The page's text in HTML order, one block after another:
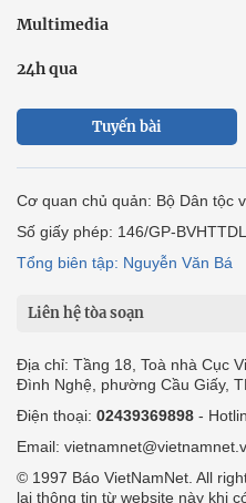
Multimedia
24h qua
Tuyến bài
Cơ quan chủ quản: Bộ Dân tộc
Số giấy phép: 146/GP-
Tổng biên tập: Nguyễn Văn Bá
Liên hệ tòa soạn
Địa chỉ: Tầng 18, Toà nhà Cục
Đình Nghệ, phường Cầu Giấy,
Điện thoại: 02439369898 -
Email:
© 1997 Báo VietNamNet. All
lại thông tin từ website này khi